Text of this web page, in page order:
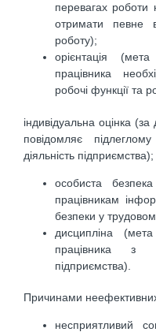
перевагах роботи
отримати певне
роботу);
орієнтація
працівника
робочі функції та
індивідуальна оцінка
повідомляє
діяльність підприємства);
особиста
працівникам
безпеки у
дисципліна
працівника з
підприємства).
Причинами
несприятливий